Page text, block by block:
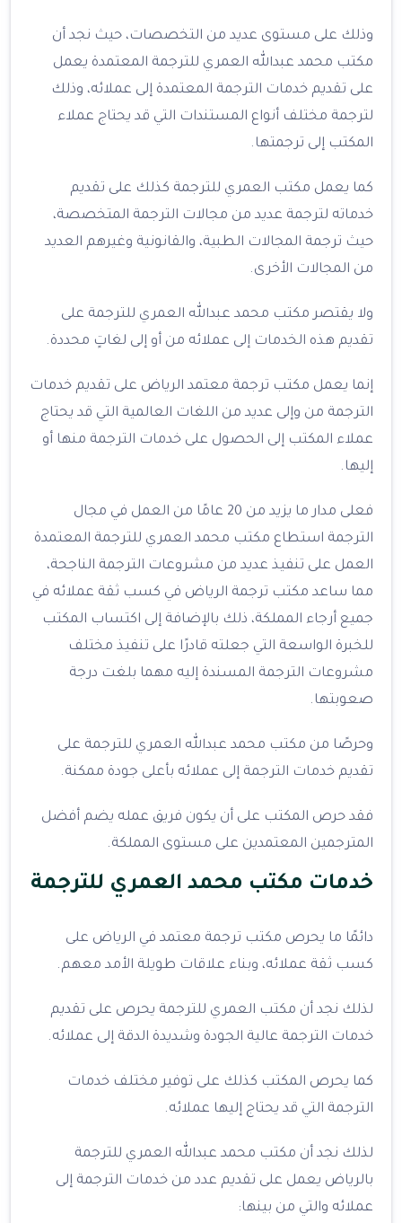
وذلك على مستوى عديد من التخصصات، حيث نجد أن
مكتب محمد عبدالله العمري للترجمة المعتمدة يعمل
على تقديم خدمات الترجمة المعتمدة إلى عملائه، وذلك
لترجمة مختلف أنواع المستندات التي قد يحتاج عملاء
المكتب إلى ترجمتها.
كما يعمل مكتب العمري للترجمة كذلك على تقديم
خدماته لترجمة عديد من مجالات الترجمة المتخصصة،
حيث ترجمة المجالات الطبية، والقانونية وغيرهم العديد
من المجالات الأخرى.
ولا يقتصر مكتب محمد عبدالله العمري للترجمة على
تقديم هذه الخدمات إلى عملائه من أو إلى لغاتٍ محددة.
إنما يعمل مكتب ترجمة معتمد الرياض على تقديم خدمات
الترجمة من وإلى عديد من اللغات العالمية التي قد يحتاج
عملاء المكتب إلى الحصول على خدمات الترجمة منها أو
إليها.
فعلى مدار ما يزيد من 20 عامًا من العمل في مجال
الترجمة استطاع مكتب محمد العمري للترجمة المعتمدة
العمل على تنفيذ عديد من مشروعات الترجمة الناجحة،
مما ساعد مكتب ترجمة الرياض في كسب ثقة عملائه في
جميع أرجاء المملكة، ذلك بالإضافة إلى اكتساب المكتب
للخبرة الواسعة التي جعلته قادرًا على تنفيذ مختلف
مشروعات الترجمة المسندة إليه مهما بلغت درجة
صعوبتها.
وحرصًا من مكتب محمد عبدالله العمري للترجمة على
تقديم خدمات الترجمة إلى عملائه بأعلى جودة ممكنة.
فقد حرص المكتب على أن يكون فريق عمله يضم أفضل
المترجمين المعتمدين على مستوى المملكة.
خدمات مكتب محمد العمري للترجمة
دائمًا ما يحرص مكتب ترجمة معتمد في الرياض على
كسب ثقة عملائه، وبناء علاقات طويلة الأمد معهم.
لذلك نجد أن مكتب العمري للترجمة يحرص على تقديم
خدمات الترجمة عالية الجودة وشديدة الدقة إلى عملائه.
كما يحرص المكتب كذلك على توفير مختلف خدمات
الترجمة التي قد يحتاج إليها عملائه.
لذلك نجد أن مكتب محمد عبدالله العمري للترجمة
بالرياض يعمل على تقديم عدد من خدمات الترجمة إلى
عملائه والتي من بينها: